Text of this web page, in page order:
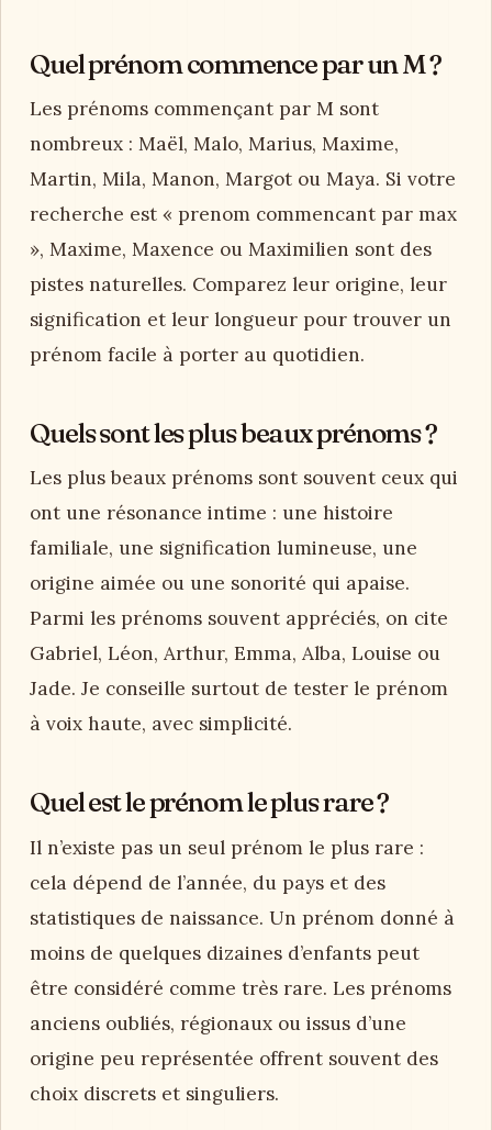
Quel prénom commence par un M ?
Les prénoms commençant par M sont
nombreux : Maël, Malo, Marius, Maxime,
Martin, Mila, Manon, Margot ou Maya. Si votre
recherche est « prenom commencant par max
», Maxime, Maxence ou Maximilien sont des
pistes naturelles. Comparez leur origine, leur
signification et leur longueur pour trouver un
prénom facile à porter au quotidien.
Quels sont les plus beaux prénoms ?
Les plus beaux prénoms sont souvent ceux qui
ont une résonance intime : une histoire
familiale, une signification lumineuse, une
origine aimée ou une sonorité qui apaise.
Parmi les prénoms souvent appréciés, on cite
Gabriel, Léon, Arthur, Emma, Alba, Louise ou
Jade. Je conseille surtout de tester le prénom
à voix haute, avec simplicité.
Quel est le prénom le plus rare ?
Il n’existe pas un seul prénom le plus rare :
cela dépend de l’année, du pays et des
statistiques de naissance. Un prénom donné à
moins de quelques dizaines d’enfants peut
être considéré comme très rare. Les prénoms
anciens oubliés, régionaux ou issus d’une
origine peu représentée offrent souvent des
choix discrets et singuliers.